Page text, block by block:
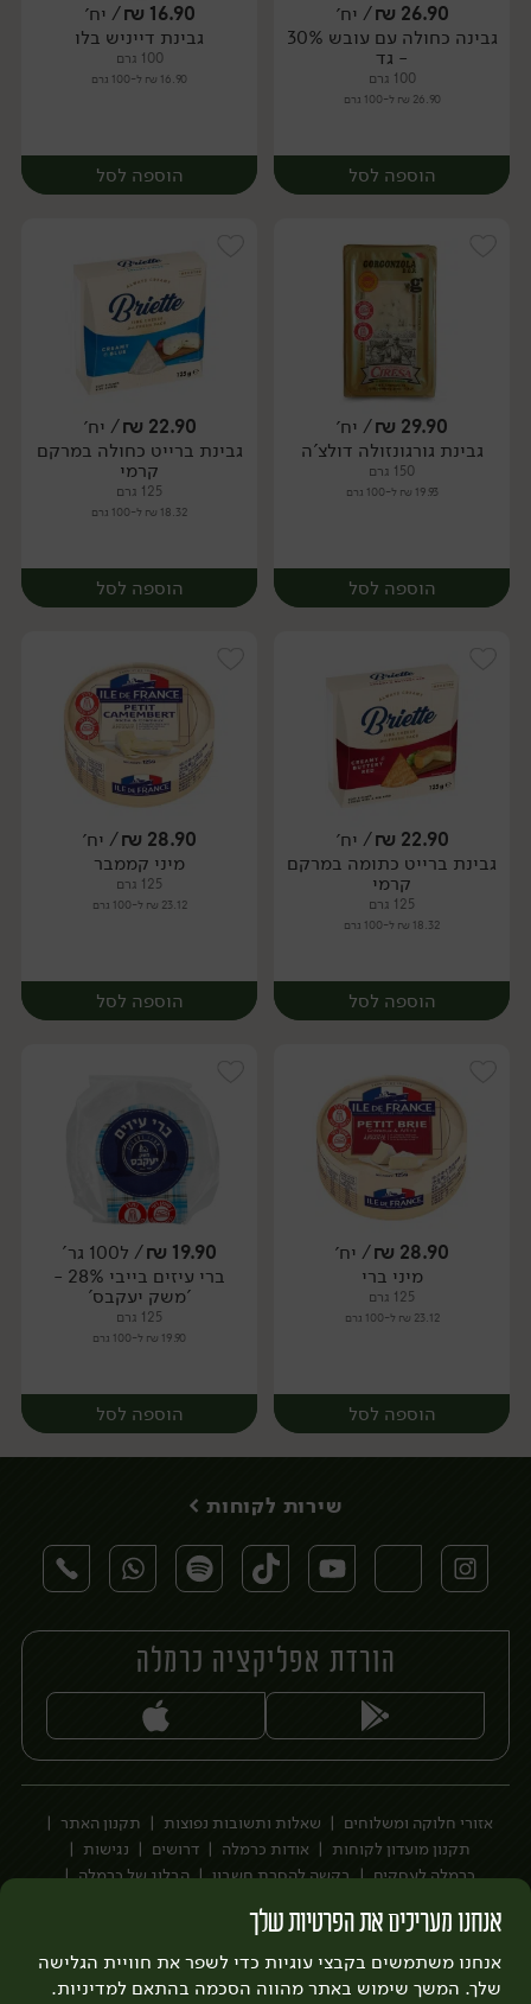
יח׳ יח׳
26.90
₪/ יח׳
גבינה כחולה עם עובש 30%
- גד
100 גרם
26.90 ₪ ל-100 גרם
הוספה לסל
יח׳
16.90
₪/ יח׳
גבינת דייניש בלו
100 גרם
16.90 ₪ ל-100 גרם
הוספה לסל
יח׳
29.90
₪/ יח׳
גבינת גורגונזולה דולצ'ה
150 גרם
19.93 ₪ ל-100 גרם
הוספה לסל
יח׳
22.90
₪/ יח׳
גבינת ברייט כחולה במרקם
קרמי
125 גרם
18.32 ₪ ל-100 גרם
הוספה לסל
יח׳
22.90
₪/ יח׳
גבינת ברייט כתומה במרקם
קרמי
125 גרם
18.32 ₪ ל-100 גרם
הוספה לסל
יח׳
28.90
₪/ יח׳
מיני קממבר
125 גרם
23.12 ₪ ל-100 גרם
הוספה לסל
יח׳
28.90
₪/ יח׳
מיני ברי
125 גרם
23.12 ₪ ל-100 גרם
הוספה לסל
יח׳
19.90
₪/ ל100 גר'
ברי עיזים בייבי 28% -
'משק יעקבס'
125 גרם
19.90 ₪ ל-100 גרם
הוספה לסל
יח׳
אנחנו מעריכים את הפרטיות שלך
אנחנו משתמשים בקבצי עוגיות כדי לשפר את חוויית הגלישה
שלך. המשך שימוש באתר מהווה הסכמה בהתאם למדיניות.
שירות לקוחות >
הורדת אפליקציה כרמלה
אזורי חלוקה ומשלוחים שאלות ותשובות נפוצות
תקנון האתר
תקנון מועדון לקוחות
אודות כרמלה דרושים
נגישות
כרמלה לעסקים
בקשה להסרת חשבון
הבלוג של כרמלה
עיצוב:3bearsפיתוח:Quatro